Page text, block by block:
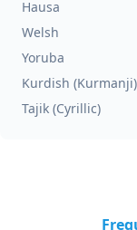
Hausa
Welsh
Yoruba
Kurdish (Kurmanji)
Tajik (Cyrillic)